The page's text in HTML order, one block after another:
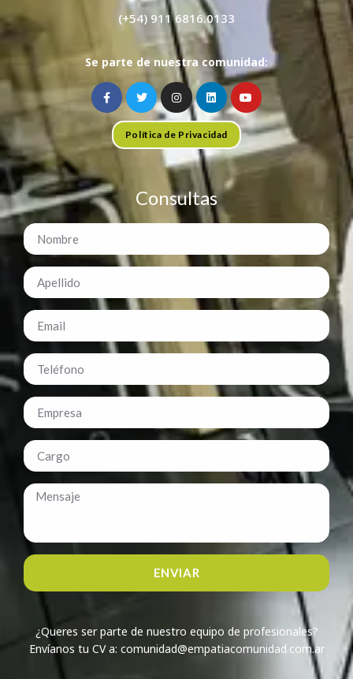
(+54) 911 6816.0133
Se parte de nuestra comunidad:
Política de Privacidad
Consultas
ENVIAR
¿Queres ser parte de nuestro equipo de profesionales?
Envíanos tu CV a: comunidad@empatiacomunidad.com.ar